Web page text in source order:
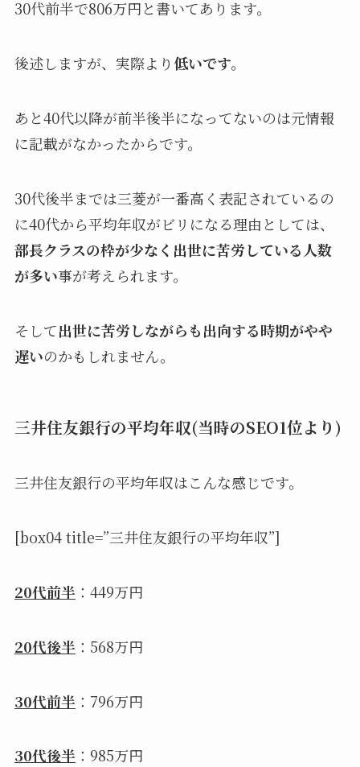
30代前半で806万円と書いてあります。
後述しますが、実際より低いです。
あと40代以降が前半後半になってないのは元情報
に記載がなかったからです。
30代後半までは三菱が一番高く表記されているの
に40代から平均年収がビリになる理由としては、
部長クラスの枠が少なく出世に苦労している人数
が多い事が考えられます。
そして出世に苦労しながらも出向する時期がやや
遅いのかもしれません。
三井住友銀行の平均年収(当時のSEO1位より)
三井住友銀行の平均年収はこんな感じです。
[box04 title=”三井住友銀行の平均年収”]
20代前半：449万円
20代後半：568万円
30代前半：796万円
30代後半：985万円